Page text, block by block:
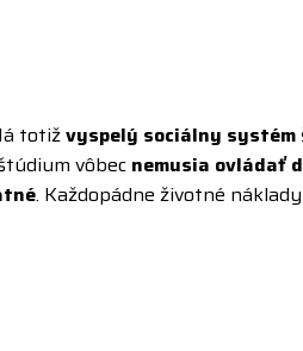
totižvyspelý sociálny systém
vôbec nemusia ovládať
. Každopádne životné